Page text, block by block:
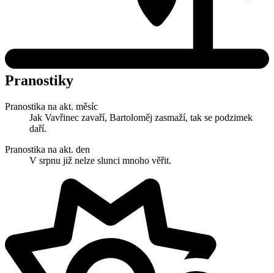
Pranostiky
Pranostika na akt. měsíc
Jak Vavřinec zavaří, Bartoloměj zasmaží, tak se podzimek
daří.
Pranostika na akt. den
V srpnu již nelze slunci mnoho věřit.